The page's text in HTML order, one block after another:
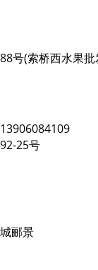
号(索桥西水果
25号
郦景